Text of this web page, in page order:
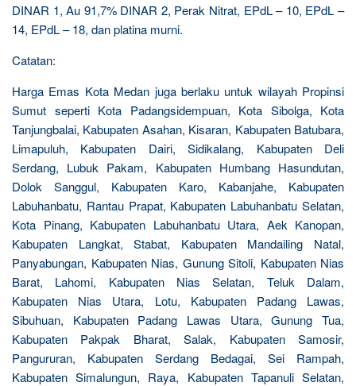
DINAR 1, Au 91,7% DINAR 2, Perak Nitrat, EPdL – 10, EPdL –
14, EPdL – 18, dan platina murni.
Catatan:
Harga Emas Kota Medan juga berlaku untuk wilayah Propinsi
Sumut seperti Kota Padangsidempuan, Kota Sibolga, Kota
Tanjungbalai, Kabupaten Asahan, Kisaran, Kabupaten Batubara,
Limapuluh, Kabupaten Dairi, Sidikalang, Kabupaten Deli
Serdang, Lubuk Pakam, Kabupaten Humbang Hasundutan,
Dolok Sanggul, Kabupaten Karo, Kabanjahe, Kabupaten
Labuhanbatu, Rantau Prapat, Kabupaten Labuhanbatu Selatan,
Kota Pinang, Kabupaten Labuhanbatu Utara, Aek Kanopan,
Kabupaten Langkat, Stabat, Kabupaten Mandailing Natal,
Panyabungan, Kabupaten Nias, Gunung Sitoli, Kabupaten Nias
Barat, Lahomi, Kabupaten Nias Selatan, Teluk Dalam,
Kabupaten Nias Utara, Lotu, Kabupaten Padang Lawas,
Sibuhuan, Kabupaten Padang Lawas Utara, Gunung Tua,
Kabupaten Pakpak Bharat, Salak, Kabupaten Samosir,
Pangururan, Kabupaten Serdang Bedagai, Sei Rampah,
Kabupaten Simalungun, Raya, Kabupaten Tapanuli Selatan,